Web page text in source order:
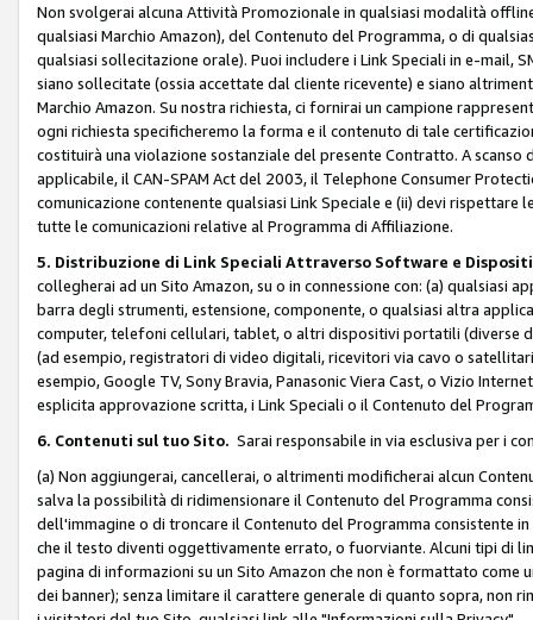
Non svolgerai alcuna Attività Promozionale in qualsiasi modalità
qualsiasi Marchio Amazon), del Contenuto del Programma, o di
qualsiasi sollecitazione orale). Puoi includere i Link Speciali in e-mail,
siano sollecitate (ossia accettate dal cliente ricevente) e siano
Marchio Amazon. Su nostra richiesta, ci fornirai un campione
ogni richiesta specificheremo la forma e il contenuto di tale
costituirà una violazione sostanziale del presente Contratto. A
applicabile, il CAN-SPAM Act del 2003, il Telephone Consumer
comunicazione contenente qualsiasi Link Speciale e (ii) devi
tutte le comunicazioni relative al Programma di Affiliazione.
5. Distribuzione di Link Speciali Attraverso Software e
collegherai ad un Sito Amazon, su o in connessione con: (a)
barra degli strumenti, estensione, componente, o qualsiasi altra
computer, telefoni cellulari, tablet, o altri dispositivi portatili (diverse
(ad esempio, registratori di video digitali, ricevitori via cavo o
esempio, Google TV, Sony Bravia, Panasonic Viera Cast, o Vizio
esplicita approvazione scritta, i Link Speciali o il Contenuto del
6. Contenuti sul tuo Sito. Sarai responsabile in via esclusiva per i
(a) Non aggiungerai, cancellerai, o altrimenti modificherai alcun
salva la possibilità di ridimensionare il Contenuto del Programma
dell'immagine o di troncare il Contenuto del Programma consistente
che il testo diventi oggettivamente errato, o fuorviante. Alcuni tipi di
pagina di informazioni su un Sito Amazon che non è formattato
dei banner); senza limitare il carattere generale di quanto sopra, non